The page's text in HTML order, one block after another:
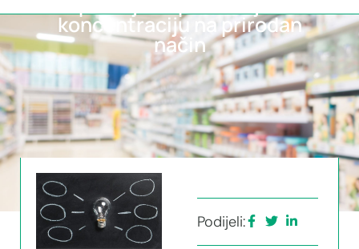
koncentraciju na prirodan
način
Podijeli: